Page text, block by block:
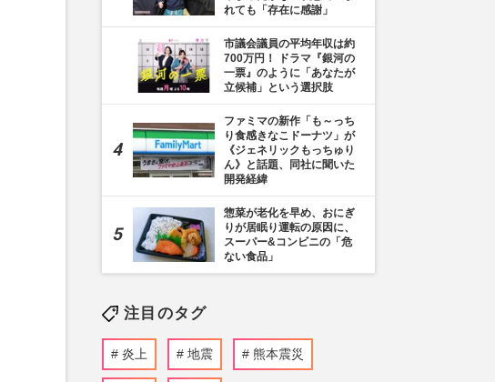
れても「存在に感謝」
市議会議員の平均年収は約
700万円！ ドラマ『銀河の
一票』のように「あなたが
立候補」という選択肢
ファミマの新作「も～っち
り食感きなこドーナツ」が
《ジェネリックもっちゅり
ん》と話題、同社に聞いた
開発経緯
惣菜が老化を早め、おにぎ
りが居眠り運転の原因に、
スーパー&コンビニの「危
ない食品」
注目のタグ
炎上 地震 熊本震災